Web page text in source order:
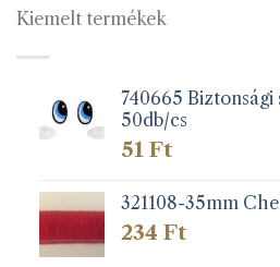
Kiemelt termékek
740665 Biztonsági
50db/cs
51 Ft
321108-35mm
234 Ft